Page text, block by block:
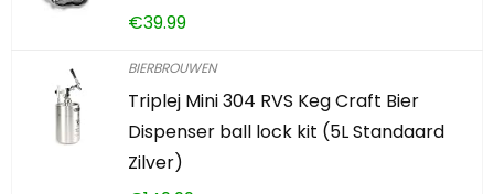
€39.99
BIERBROUWEN
Triplej Mini 304 RVS Keg Craft Bier
Dispenser ball lock kit (5L Standaard
Zilver)